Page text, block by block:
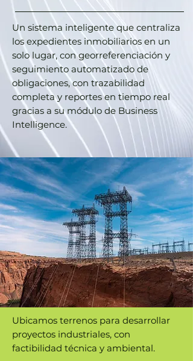
​Un sistema inteligente que centraliza
los expedientes inmobiliarios en un
solo lugar, con georreferenciación y
seguimiento automatizado de
obligaciones, con trazabilidad
completa y reportes en tiempo real
gracias a su módulo de Business
Intelligence.
Ubicamos terrenos para desarrollar
proyectos industriales, con
factibilidad técnica y ambiental.